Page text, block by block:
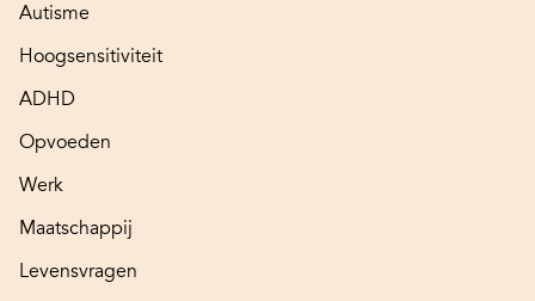
Autisme
Hoogsensitiviteit
ADHD
Opvoeden
Werk
Maatschappij
Levensvragen